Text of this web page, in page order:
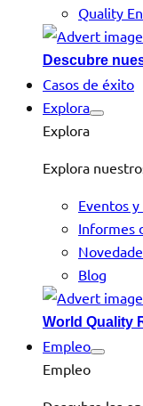
Quality
Descubre
Casos de éxito
Explora
Explora
Explora
Eventos
Informes
Blog
World Quality
Empleo
Empleo